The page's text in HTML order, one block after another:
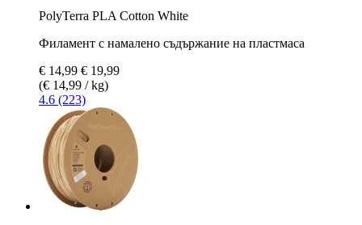
PolyTerra PLA Cotton White
Филамент с намалено съдържание на пластмаса
€ 14,99 € 19,99
(€ 14,99 / kg)
4.6 (223)